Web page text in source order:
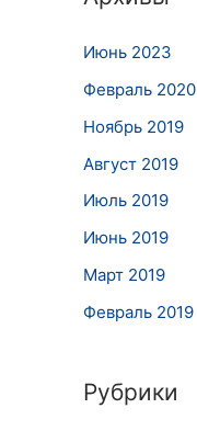
Июнь 2023
Февраль 2020
Ноябрь 2019
Август 2019
Июль 2019
Июнь 2019
Март 2019
Февраль 2019
Рубрики